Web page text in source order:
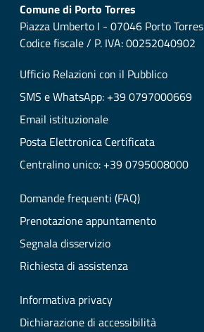
Comune di Porto Torres
Piazza Umberto I - 07046 Porto Torres
Codice fiscale / P. IVA: 00252040902
Ufficio Relazioni con il Pubblico
SMS e WhatsApp: +39 0797000669
Email istituzionale
Posta Elettronica Certificata
Centralino unico: +39 0795008000
Domande frequenti (FAQ)
Prenotazione appuntamento
Segnala disservizio
Richiesta di assistenza
Informativa privacy
Dichiarazione di accessibilità